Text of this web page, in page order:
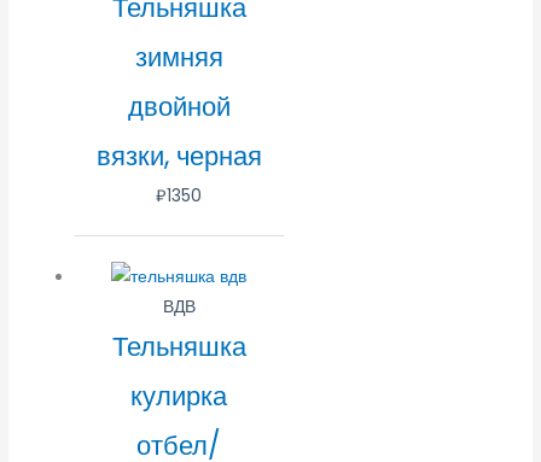
зимняя
двойной
вязки, черная
₽1350
ВДВ
Тельняшка
кулирка
отбел/